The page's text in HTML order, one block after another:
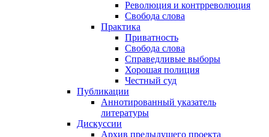
Революция и контрреволюция
Свобода слова
Практика
Приватность
Свобода слова
Справедливые выборы
Хорошая полиция
Честный суд
Публикации
Аннотированный указатель
литературы
Дискуссии
Архив предыдущего проекта